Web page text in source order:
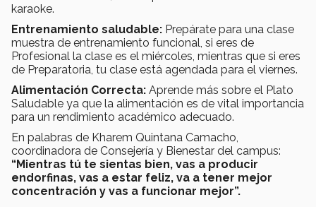
karaoke.
Entrenamiento saludable: Prepárate para una clase
muestra de entrenamiento funcional, si eres de
Profesional la clase es el miércoles, mientras que si eres
de Preparatoria, tu clase está agendada para el viernes.
Alimentación Correcta: Aprende más sobre el Plato
Saludable ya que la alimentación es de vital importancia
para un rendimiento académico adecuado.
En palabras de Kharem Quintana Camacho,
coordinadora de Consejería y Bienestar del campus:
“Mientras tú te sientas bien, vas a producir
endorfinas, vas a estar feliz, va a tener mejor
concentración y vas a funcionar mejor”.